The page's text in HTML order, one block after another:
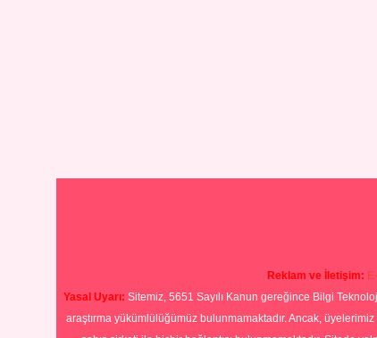
Reklam ve İletişim:
Yasal Uyarı: Sitemiz, 5651 Sayılı Kanun gereğince Bilgi
araştırma yükümlülüğümüz bulunmamaktadır. Ancak,